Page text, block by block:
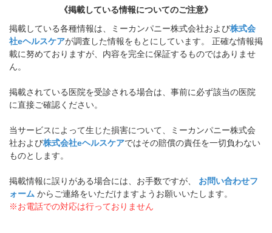
《掲載している情報についてのご注意》
掲載している各種情報は、ミーカンパニー株式会社および株式会
社eヘルスケアが調査した情報をもとにしています。 正確な情報掲
載に努めておりますが、内容を完全に保証するものではありませ
ん。
掲載されている医院を受診される場合は、事前に必ず該当の医院
に直接ご確認ください。
当サービスによって生じた損害について、ミーカンパニー株式会
社および株式会社eヘルスケアではその賠償の責任を一切負わない
ものとします。
掲載情報に誤りがある場合には、お手数ですが、 お問い合わせフ
ォーム からご連絡をいただけますようお願いいたします。
※お電話での対応は行っておりません